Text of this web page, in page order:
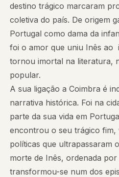
destino trágico marcaram
coletiva do país. De origem
Portugal como dama da
foi o amor que uniu Inês ao
tornou imortal na literatura,
popular.
A sua ligação a Coimbra é
narrativa histórica. Foi na
parte da sua vida em
encontrou o seu trágico fim,
políticas que ultrapassaram
morte de Inês, ordenada por
transformou-se num dos